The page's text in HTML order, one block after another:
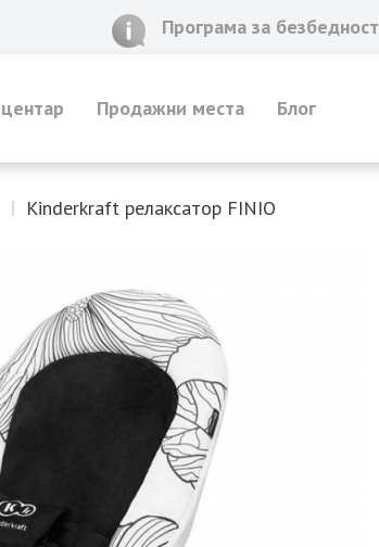
Програма за безбедност
Продажни места Блог
Kinderkraft релаксатор FINIO